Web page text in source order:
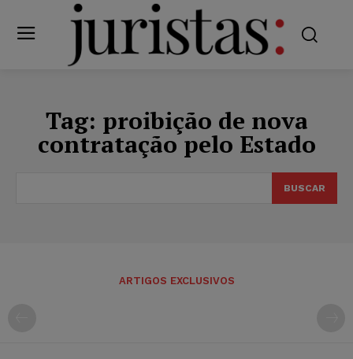
Tag: proibição de nova
contratação pelo Estado
BUSCAR
ARTIGOS EXCLUSIVOS